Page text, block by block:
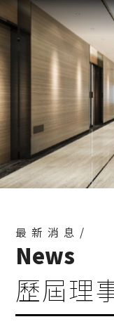
最新消息/
News
歷屆理